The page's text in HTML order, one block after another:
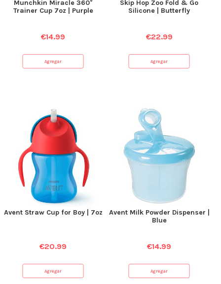
Munchkin Miracle 360°
Trainer Cup 7oz | Purple
€14.99
Agregar
Skip Hop Zoo Fold & Go
Silicone | Butterfly
€22.99
Agregar
Avent Straw Cup for Boy | 7oz
€20.99
Agregar
Avent Milk Powder Dispenser |
Blue
€14.99
Agregar